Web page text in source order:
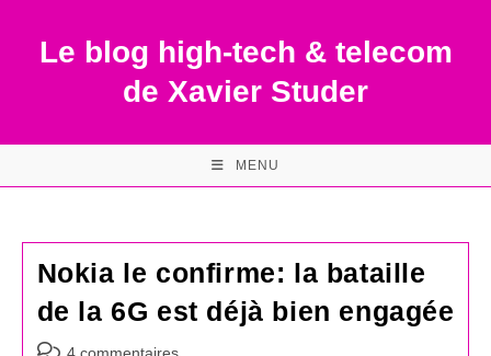
contentLe blog high-tech & telecom
de Xavier Studer
MENU
Nokia le confirme: la bataille
de la 6G est déjà bien engagée
Commentaires